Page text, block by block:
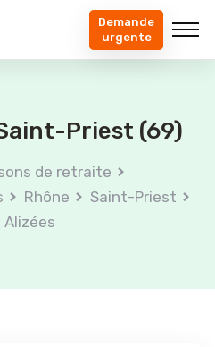
Demande
urgente
Priest (69)
de retraite
Rhône
Saint-Priest
Alizées